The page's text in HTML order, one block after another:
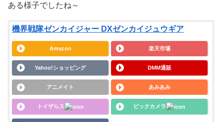
ある様子でしたね～
機界戦隊ゼンカイジャー DXゼンカイジュウギア
Amazon 楽天市場
Yahoo!ショッピング DMM通販
アニメイト あみあみ
トイザらス ビックカメラ